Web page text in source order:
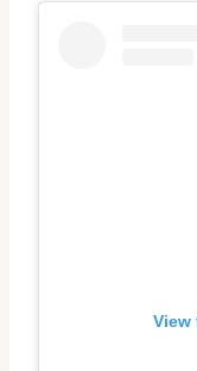
View